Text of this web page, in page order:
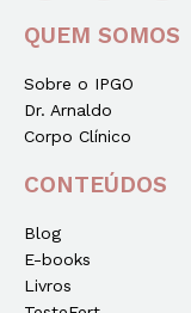
QUEM SOMOS
Sobre o IPGO
Dr. Arnaldo
Corpo Clínico
CONTEÚDOS
Blog
E-books
Livros